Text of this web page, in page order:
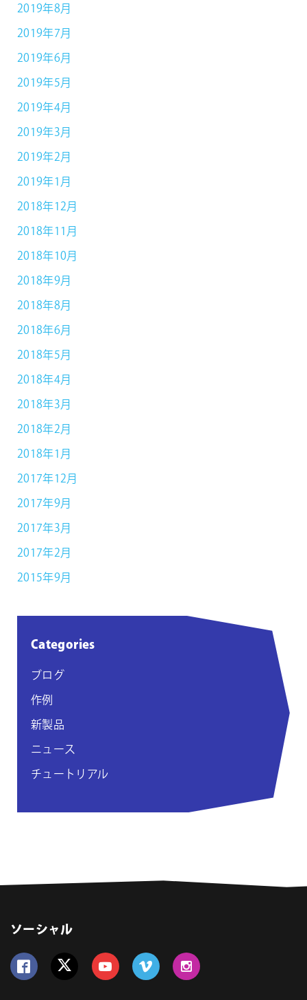
2019年8月
2019年7月
2019年6月
2019年5月
2019年4月
2019年3月
2019年2月
2019年1月
2018年12月
2018年11月
2018年10月
2018年9月
2018年8月
2018年6月
2018年5月
2018年4月
2018年3月
2018年2月
2018年1月
2017年12月
2017年9月
2017年3月
2017年2月
2015年9月
Categories
ブログ
作例
新製品
ニュース
チュートリアル
ソーシャル